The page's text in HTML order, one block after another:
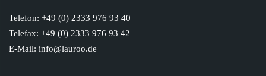
Telefon: +49 (0) 2333 976 93 40
Telefax: +49 (0) 2333 976 93 42
E-Mail: info@lauroo.de